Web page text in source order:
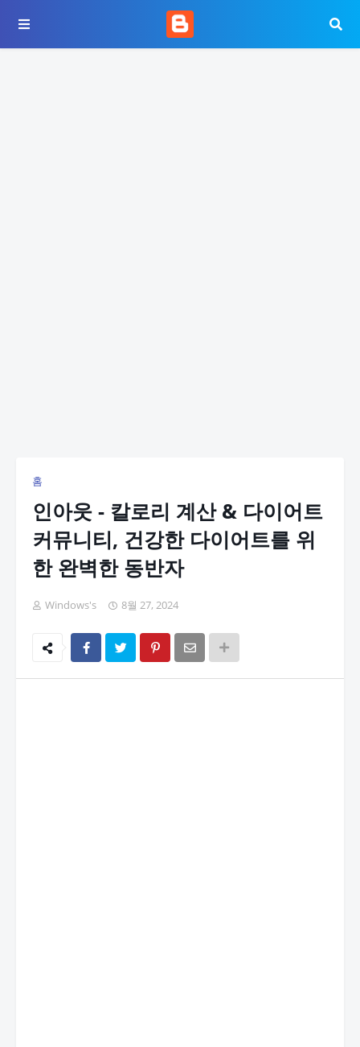
홈
인아웃 - 칼로리 계산 & 다이어트
커뮤니티, 건강한 다이어트를 위
한 완벽한 동반자
Windows's 8월 27, 2024